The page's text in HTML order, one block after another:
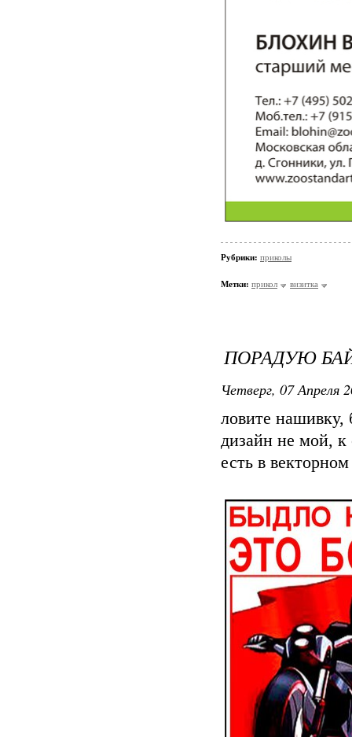
Рубрики: приколы
Метки: прикол визитка
ПОРАДУЮ
Четверг, 07 Апреля
ловите нашивку,
дизайн не мой, к
есть в